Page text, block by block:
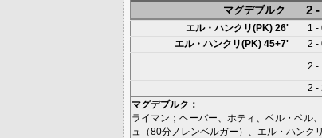
マグデブルク 2 -
エル・ハンクリ(PK) 26'
1 -
エル・ハンクリ(PK) 45+7'
2 -
2 -
2 -
マグデブルク ：
ライマン ； ヘーバー ホティ ベル・ベル
ュ
（80分 ノレンベルガー ）、 エル・ハンクリ